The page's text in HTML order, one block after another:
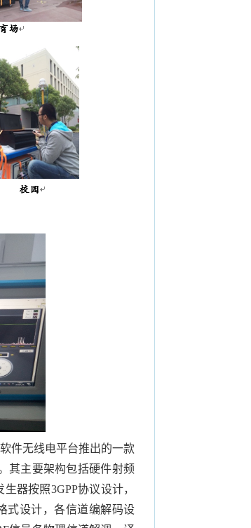
软件无线电平台推出的一款
其主要架构包括硬件射频
生器按照3GPP协议设计，
式设计，各信道编解码设